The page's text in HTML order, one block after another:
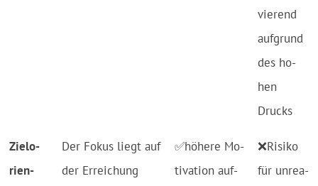
vie­rend
auf­grund
des ho­
hen
Drucks
Ziel­o­
rien­
Der Fo­kus liegt auf
der Er­rei­chung
✅hö­he­re Mo­
ti­va­tion auf­
❌Ri­si­ko
für un­rea­